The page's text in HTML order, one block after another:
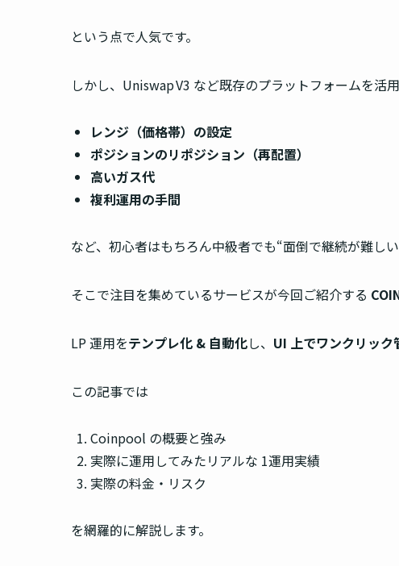
という点で人気です。
しかし、Uniswap V3 など既存のプラットフォームを活
レンジ（価格帯）の設定
ポジションのリポジション（再配置）
高いガス代
複利運用の手間
など、初心者はもちろん中級者でも“面倒で継続が難し
そこで注目を集めているサービスが今回ご紹介する
LP 運用をテンプレ化 & 自動化し、 UI 上でワンクリック
この記事では
Coinpool の概要と強み
実際に運用してみたリアルな 1運用実績
実際の料金・リスク
を網羅的に解説します。